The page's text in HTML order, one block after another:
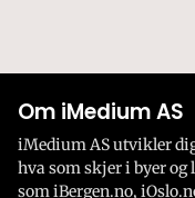
Om iMedium AS
iMedium AS utvikler
hva som skjer i byer
som iBergen.no,